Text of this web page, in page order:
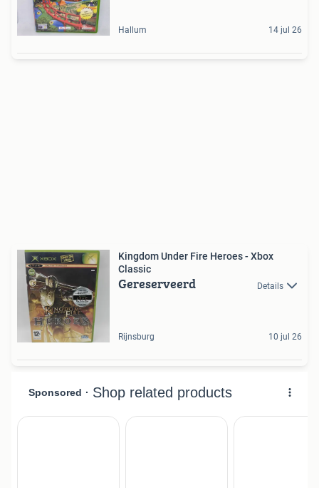
Hallum 14 jul 26
Kingdom Under Fire Heroes - Xbox
Classic
Gereserveerd Details
Rijnsburg 10 jul 26